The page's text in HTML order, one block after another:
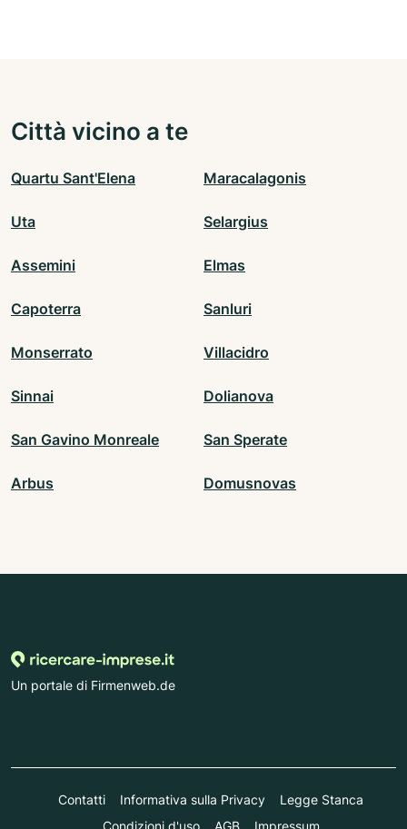
Città vicino a te
Quartu Sant'Elena Maracalagonis
Uta Selargius
Assemini Elmas
Capoterra Sanluri
Monserrato Villacidro
Sinnai Dolianova
San Gavino Monreale San Sperate
Arbus Domusnovas
Un portale di Firmenweb.de
Contatti Informativa sulla Privacy
Legge Stanca